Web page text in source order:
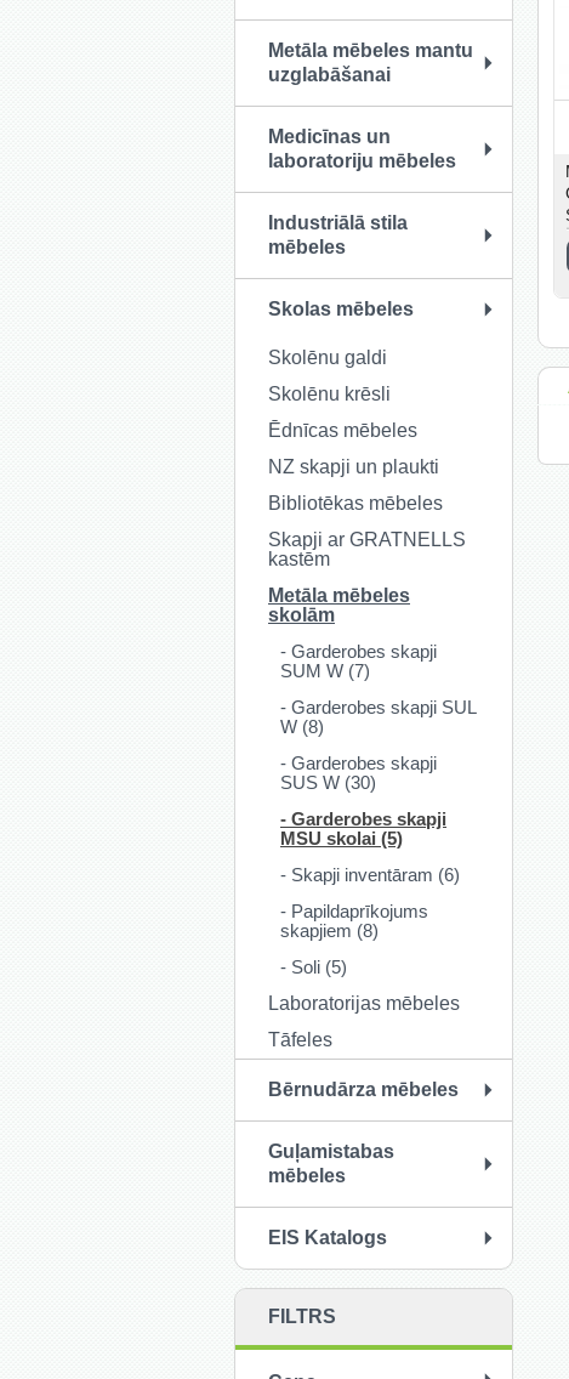
Metāla mēbeles mantu
uzglabāšanai
Medicīnas un
laboratoriju mēbeles
Industriālā stila
mēbeles
Skolas mēbeles
Skolēnu galdi
Skolēnu krēsli
Ēdnīcas mēbeles
NZ skapji un plaukti
Bibliotēkas mēbeles
Skapji ar GRATNELLS
kastēm
Metāla mēbeles
skolām
- Garderobes skapji
SUM W (7)
- Garderobes skapji SUL
W (8)
- Garderobes skapji
SUS W (30)
- Garderobes skapji
MSU skolai (5)
- Skapji inventāram (6)
- Papildaprīkojums
skapjiem (8)
- Soli (5)
Laboratorijas mēbeles
Tāfeles
Bērnudārza mēbeles
Guļamistabas
mēbeles
EIS Katalogs
FILTRS